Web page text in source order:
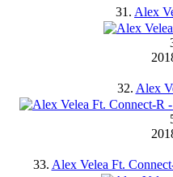
31. Alex
32. Alex
33. Alex Velea Ft.